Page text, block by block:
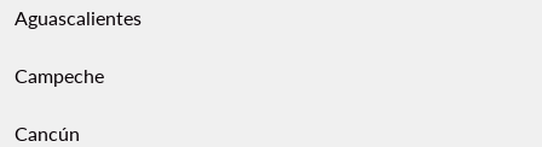
Aguascalientes
Campeche
Cancún